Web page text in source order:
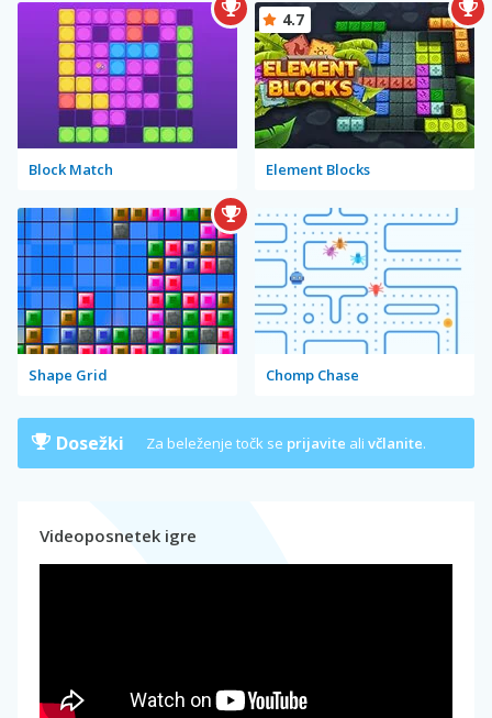
Block Match Element Blocks
4.7
Shape Grid Chomp Chase
Dosežki Za beleženje točk se prijavite ali včlanite.
Videoposnetek igre